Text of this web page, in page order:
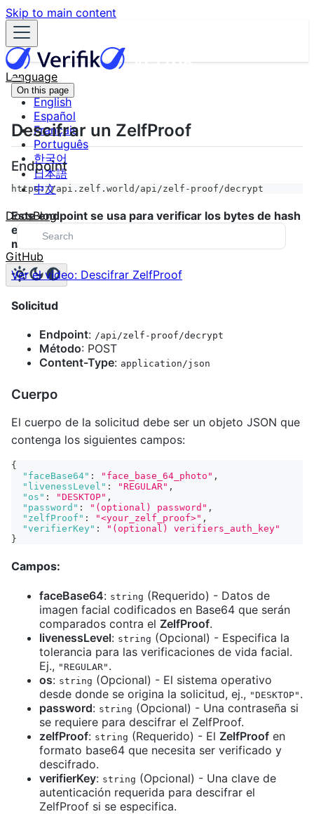
Skip to main content
Language
English
Español
Français
Português
한국어
日本語
中文
DocsBlog
GitHub
On this page
Descifrar un ZelfProof
Endpoint
https://api.zelf.world/api/zelf-proof/decrypt
Este endpoint se usa para verificar los bytes de hash
en bruto contra un rostro, descifrando así los
metadatos asociados.
Ver el video: Descifrar ZelfProof
Solicitud
Endpoint: /api/zelf-proof/decrypt
Método: POST
Content-Type: application/json
Cuerpo
El cuerpo de la solicitud debe ser un objeto JSON que
contenga los siguientes campos:
{
"faceBase64" : "face_base_64_photo" ,
"livenessLevel" : "REGULAR" ,
"os" : "DESKTOP" ,
"password" : "(optional) password" ,
"zelfProof" : "<your_zelf_proof>" ,
"verifierKey" :
"(optional) verifiers_auth_key"
}
Campos:
faceBase64: string (Requerido) - Datos de
imagen facial codificados en Base64 que serán
comparados contra el ZelfProof.
livenessLevel: string (Opcional) - Especifica la
tolerancia para las verificaciones de vida facial.
Ej., "REGULAR" .
os: string (Opcional) - El sistema operativo
desde donde se origina la solicitud, ej., "DESKTOP" .
password: string (Opcional) - Una contraseña si
se requiere para descifrar el ZelfProof.
zelfProof: string (Requerido) - El ZelfProof en
formato base64 que necesita ser verificado y
descifrado.
verifierKey: string (Opcional) - Una clave de
autenticación requerida para descifrar el
ZelfProof si se especifica.